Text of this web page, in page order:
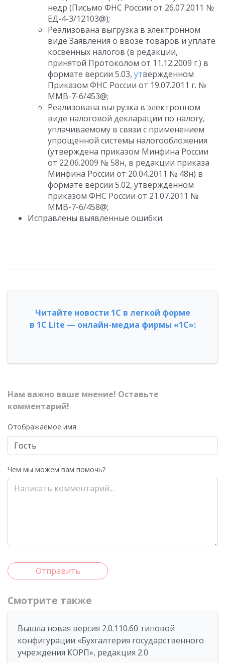
недр (Письмо ФНС России от 26.07.2011 №
ЕД-4-3/12103@);
Реализована выгрузка в электронном
виде Заявления о ввозе товаров и уплате
косвенных налогов (в редакции,
принятой Протоколом от 11.12.2009 г.) в
формате версии 5.03, утвержденном
Приказом ФНС России от 19.07.2011 г. №
ММВ-7-6/453@;
Реализована выгрузка в электронном
виде налоговой декларации по налогу,
уплачиваемому в связи с применением
упрощенной системы налогообложения
(утверждена приказом Минфина России
от 22.06.2009 № 58н, в редакции приказа
Минфина России от 20.04.2011 № 48н) в
формате версии 5.02, утвержденном
приказом ФНС России от 21.07.2011 №
ММВ-7-6/458@;
Исправлены выявленные ошибки.
Читайте новости 1С в легкой форме
в 1С Lite — онлайн-медиа фирмы «1С»:
Нам важно ваше мнение! Оставьте
комментарий!
Отображаемое имя
Чем мы можем вам помочь?
Отправить
Смотрите также
Вышла новая версия 2.0.110.60 типовой
конфигурации «Бухгалтерия государственного
учреждения КОРП», редакция 2.0